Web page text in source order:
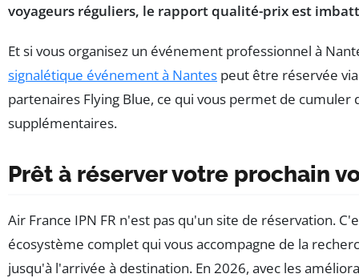
voyageurs réguliers, le rapport qualité-prix est
Et si vous organisez un événement professionnel à
signalétique événement à Nantes peut être réservée
partenaires Flying Blue, ce qui vous permet de cumuler
supplémentaires.
Prêt à réserver votre prochain
Air France IPN FR n'est pas qu'un site de réservation.
écosystème complet qui vous accompagne de la
jusqu'à l'arrivée à destination. En 2026, avec les